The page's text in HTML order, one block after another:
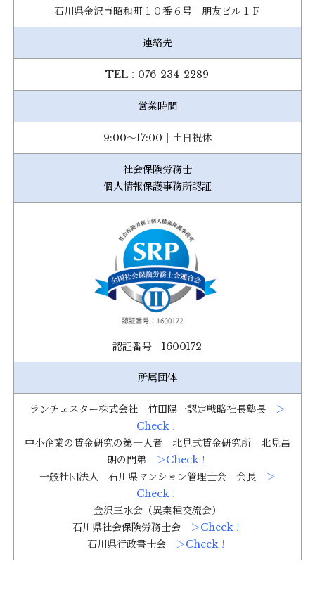
石川県金沢市昭和町１０番６号 朋友ビル１Ｆ
連絡先
TEL：076-234-2289
営業時間
9:00～17:00｜土日祝休
社会保険労務士
個人情報保護事務所認証
認証番号 1600172
所属団体
ランチェスター株式会社 竹田陽一認定戦略社長塾長
＞
Check！
中小企業の賃金研究の第一人者 北見式賃金研究所 北見昌
朗の門弟
＞Check！
一般社団法人 石川県マンション管理士会 会長
＞
Check！
金沢三水会（異業種交流会）
石川県社会保険労務士会
＞Check！
石川県行政書士会
＞Check！